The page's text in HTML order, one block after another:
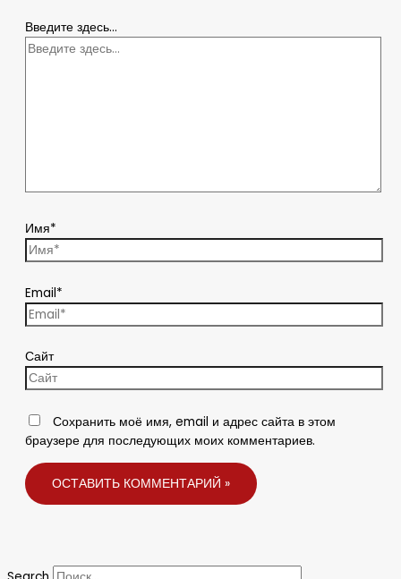
Введите здесь...
Имя*
Email*
Сайт
Сохранить моё имя, email и адрес сайта в этом
браузере для последующих моих комментариев.